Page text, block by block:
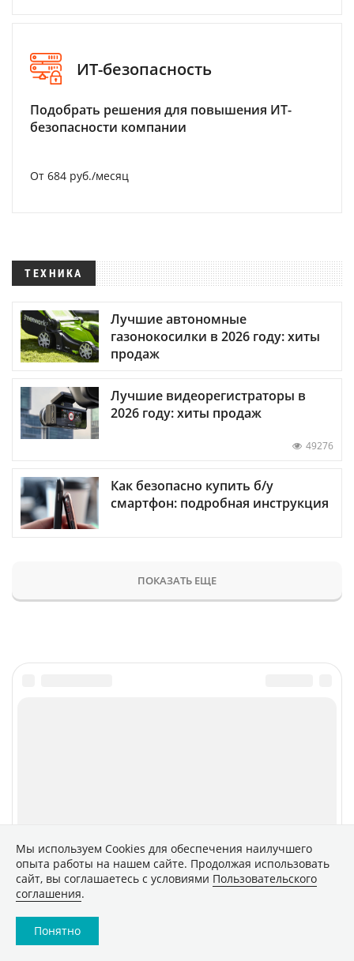
ИТ-безопасность
Подобрать решения для повышения ИТ-
безопасности компании
От 684 руб./месяц
ТЕХНИКА
Лучшие автономные
газонокосилки в 2026 году: хиты
продаж
Лучшие видеорегистраторы в
2026 году: хиты продаж
49276
Как безопасно купить б/у
смартфон: подробная инструкция
ПОКАЗАТЬ ЕЩЕ
Архив
ТВ
Печатные издания
CNews
Мы используем Сookies для обеспечения наилучшего
опыта работы на нашем сайте. Продолжая использовать
сайт, вы соглашаетесь с условиями Пользовательского
соглашения.
Понятно